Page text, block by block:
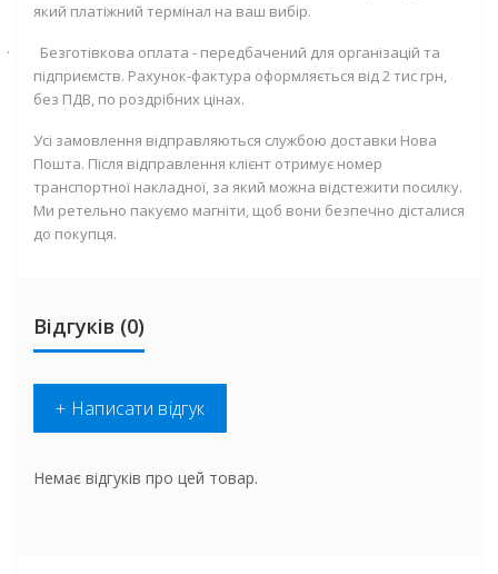
який платіжний термінал на ваш вибір.
·
Безготівкова оплата - передбачений для організацій та
підприємств. Рахунок-фактура оформляється від 2 тис грн,
без ПДВ, по роздрібних цінах.
Усі замовлення відправляються службою доставки Нова
Пошта. Після відправлення клієнт отримує номер
транспортної накладної, за який можна відстежити посилку.
Ми ретельно пакуємо магніти, щоб вони безпечно дісталися
до покупця.
Відгуків (0)
+ Написати відгук
Немає відгуків про цей товар.